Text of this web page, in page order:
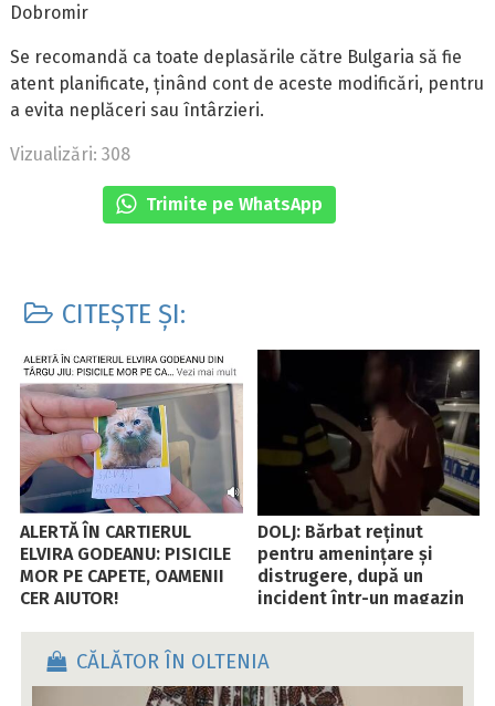
Dobromir
Se recomandă ca toate deplasările către Bulgaria să fie
atent planificate, ținând cont de aceste modificări, pentru
a evita neplăceri sau întârzieri.
Vizualizări: 308
Trimite pe WhatsApp
CITEȘTE ȘI:
ALERTĂ ÎN CARTIERUL
ELVIRA GODEANU: PISICILE
MOR PE CAPETE, OAMENII
CER AJUTOR!
DOLJ: Bărbat reținut
pentru amenințare și
distrugere, după un
incident într-un magazin
CĂLĂTOR ÎN OLTENIA